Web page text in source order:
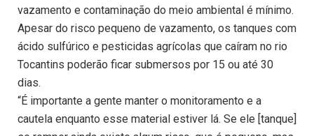
vazamento e contaminação do meio ambiental é mínimo.
Apesar do risco pequeno de vazamento, os tanques com
ácido sulfúrico e pesticidas agrícolas que caíram no rio
Tocantins poderão ficar submersos por 15 ou até 30
dias.
“É importante a gente manter o monitoramento e a
cautela enquanto esse material estiver lá. Se ele [tanque]